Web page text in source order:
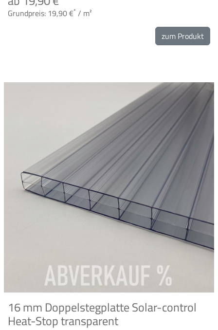
Grundpreis: 19,90 €* / m²
zum Produkt
16 mm Doppelstegplatte Solar-control
Heat-Stop transparent